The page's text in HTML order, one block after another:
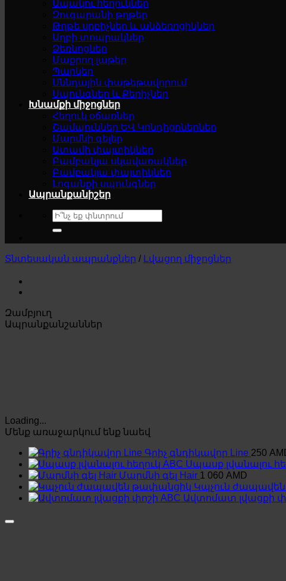
Ապակու հեղուկներ
Զուգարանի թղթեր
Թղթե սրբիչներ և անձեռոցիկներ
Աղբի տոպրակներ
Ձեռնոցներ
Մաքրող լաթեր
Պարկեր
Սննդային փաթեթավորում
Սպունգներ և Քերիչներ
Խնամքի միջոցներ
Հեղուկ օճառներ
Շամպուններ ԵՎ Կոնդիցոներներ
Մարմնի գելեր
Ատամի փայտիկներ
Բամբակյա սկավառակներ
Բամբակյա փայտիկներ
Լոգանքի սպունգներ
Ապրանքանիշեր
Search
for:
Տնտեսական ապրանքներ / Լվացող միջոցներ
Զամբյուղ
Ապրանքանշաններ
Loading...
Մենք առաջարկում ենք նաեվ
Գրիչ գնդիկավոր Line 250
Սպասք լվանալու
Մարմնի գել Hair 1 060 AMD
Կպչուն
Ավտոմատ լվացքի